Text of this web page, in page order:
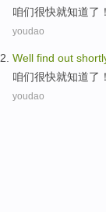
咱们很快就知道了 ！
youdao
Well find out
咱们很快就知道了 ！
youdao